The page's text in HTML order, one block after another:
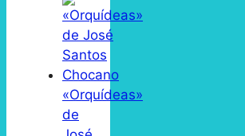
«Orquídeas»
de